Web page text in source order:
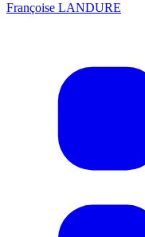
Françoise LANDURE